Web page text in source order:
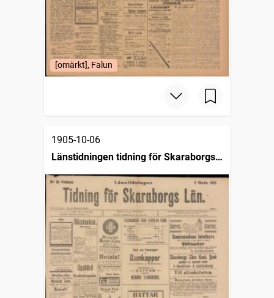
[omärkt], Falun
1905-10-06
Länstidningen tidning för Skaraborgs